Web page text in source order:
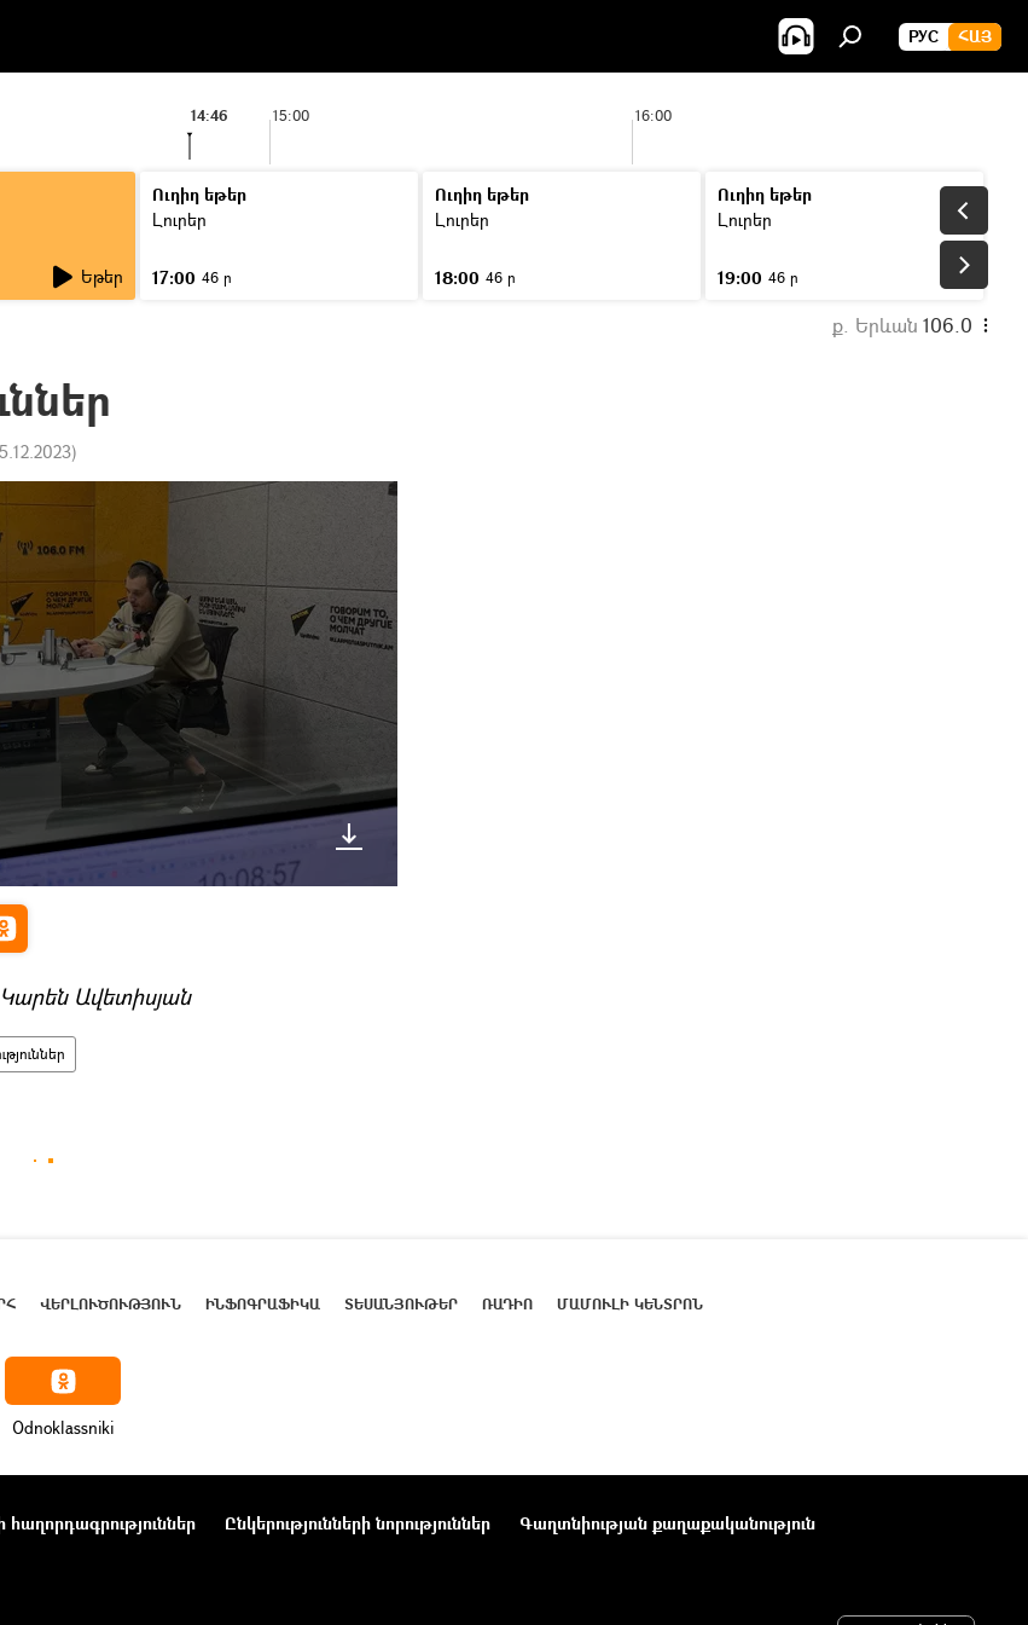
РУС ՀԱՅ
15:00 16:00
14:46
Եթեր
Ուղիղ եթեր
Լուրեր
17:00 46 ր
Ուղիղ եթեր
Լուրեր
18:00 46 ր
Ուղիղ եթեր
Լուրեր
19:00 46 ր
ք. Երևան 106.0
)
Ավետիսյան
ՎԵՐԼՈՒԾՈՒԹՅՈՒՆ ԻՆՖՈԳՐԱՖԻԿԱ ՏԵՍԱՆՅՈՒԹԵՐ ՌԱԴԻՈ ՄԱՄՈՒԼԻ ԿԵՆՏՐՈՆ
Odnoklassniki
հաղորդագրություններ Ընկերությունների նորություններ
Գաղտնիության քաղաքականություն